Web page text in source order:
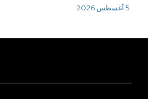
5 أغسطس 2026